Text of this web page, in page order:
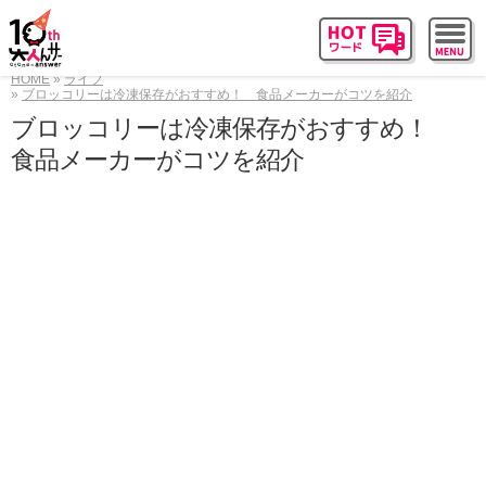
HOME
ライフ
ブロッコリーは冷凍保存がおすすめ！ 食品メーカーがコツを紹介
ブロッコリーは冷凍保存がおすすめ！
食品メーカーがコツを紹介